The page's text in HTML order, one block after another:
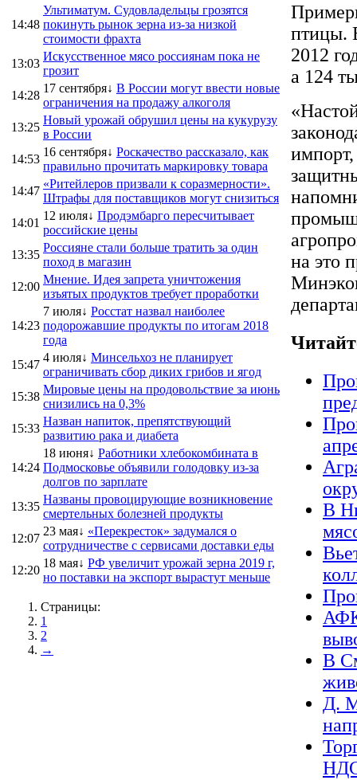
14:48
Ультиматум. Судовладельцы грозятся
покинуть рынок зерна из-за низкой
стоимости фрахта
13:03
Искусственное мясо россиянам пока не
грозит
14:28
17 сентября↓ В России могут ввести новые
ограничения на продажу алкоголя
13:25
Новый урожай обрушил цены на кукурузу
в России
14:53
16 сентября↓ Роскачество рассказало, как
правильно прочитать маркировку товара
14:47
«Ритейлеров призвали к соразмерности».
Штрафы для поставщиков могут снизиться
14:01
12 июля↓ Продэмбарго пересчитывает
российские цены
13:35
Россияне стали больше тратить за один
поход в магазин
12:00
Мнение. Идея запрета уничтожения
изъятых продуктов требует проработки
14:23
7 июля↓ Росстат назвал наиболее
подорожавшие продукты по итогам 2018
года
15:47
4 июля↓ Минсельхоз не планирует
ограничивать сбор диких грибов и ягод
15:38
Мировые цены на продовольствие за июнь
снизились на 0,3%
15:33
Назван напиток, препятствующий
развитию рака и диабета
14:24
18 июня↓ Работники хлебокомбината в
Подмосковье объявили голодовку из-за
долгов по зарплате
13:35
Названы провоцирующие возникновение
смертельных болезней продукты
12:07
23 мая↓ «Перекресток» задумался о
сотрудничестве с сервисами доставки еды
12:20
18 мая↓ РФ увеличит урожай зерна 2019 г,
но поставки на экспорт вырастут меньше
Страницы:
1
2
→
птицы.
2012
а 124
на это
В
АФК
В
Д.